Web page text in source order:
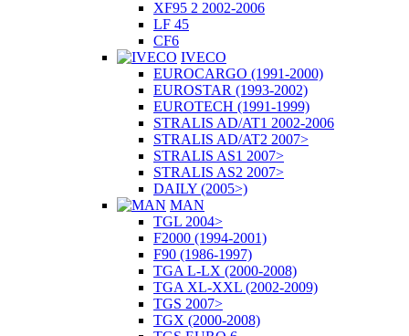
XF95 2 2002-2006
LF 45
CF6
IVECO
EUROCARGO (1991-2000)
EUROSTAR (1993-2002)
EUROTECH (1991-1999)
STRALIS AD/AT1 2002-2006
STRALIS AD/AT2 2007>
STRALIS AS1 2007>
STRALIS AS2 2007>
DAILY (2005>)
MAN
TGL 2004>
F2000 (1994-2001)
F90 (1986-1997)
TGA L-LX (2000-2008)
TGA XL-XXL (2002-2009)
TGS 2007>
TGX (2000-2008)